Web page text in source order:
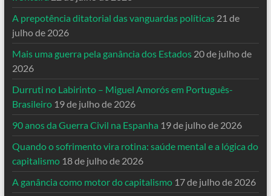
A prepotência ditatorial das vanguardas políticas 21 de
julho de 2026
Mais uma guerra pela ganância dos Estados 20 de julho de
2026
Durruti no Labirinto – Miguel Amorós em Português-
Brasileiro 19 de julho de 2026
90 anos da Guerra Civil na Espanha 19 de julho de 2026
Quando o sofrimento vira rotina: saúde mental e a lógica do
capitalismo 18 de julho de 2026
A ganância como motor do capitalismo 17 de julho de 2026